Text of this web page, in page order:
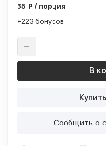
35 ₽ / порция
+223 бонусов
В
Сообщить о